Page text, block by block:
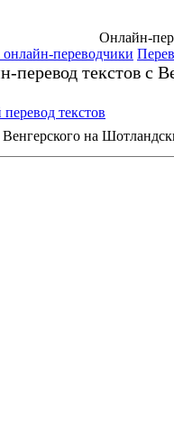
Онлайн-
онлайн-переводчики
перевод текстов с
текстов
на